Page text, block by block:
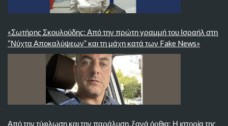
«Σωτήρης Σκουλούδης: Από την πρώτη γραμμή του Ισραήλ στη
“Νύχτα Αποκαλύψεων” και τη μάχη κατά των Fake News»
Από την τύφλωση και την παράλυση, ξανά όρθια: Η ιστορία της